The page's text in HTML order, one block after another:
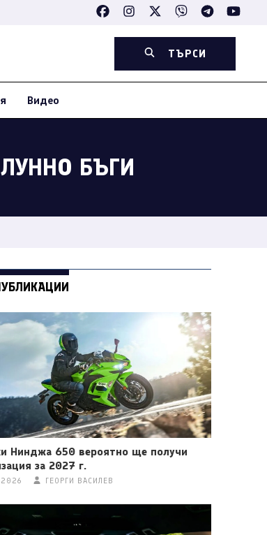
ТЪРСИ
Видео
БЪГИ
Нинджа 650 вероятно ще получи
за 2027 г.
ГЕОРГИ ВАСИЛЕВ